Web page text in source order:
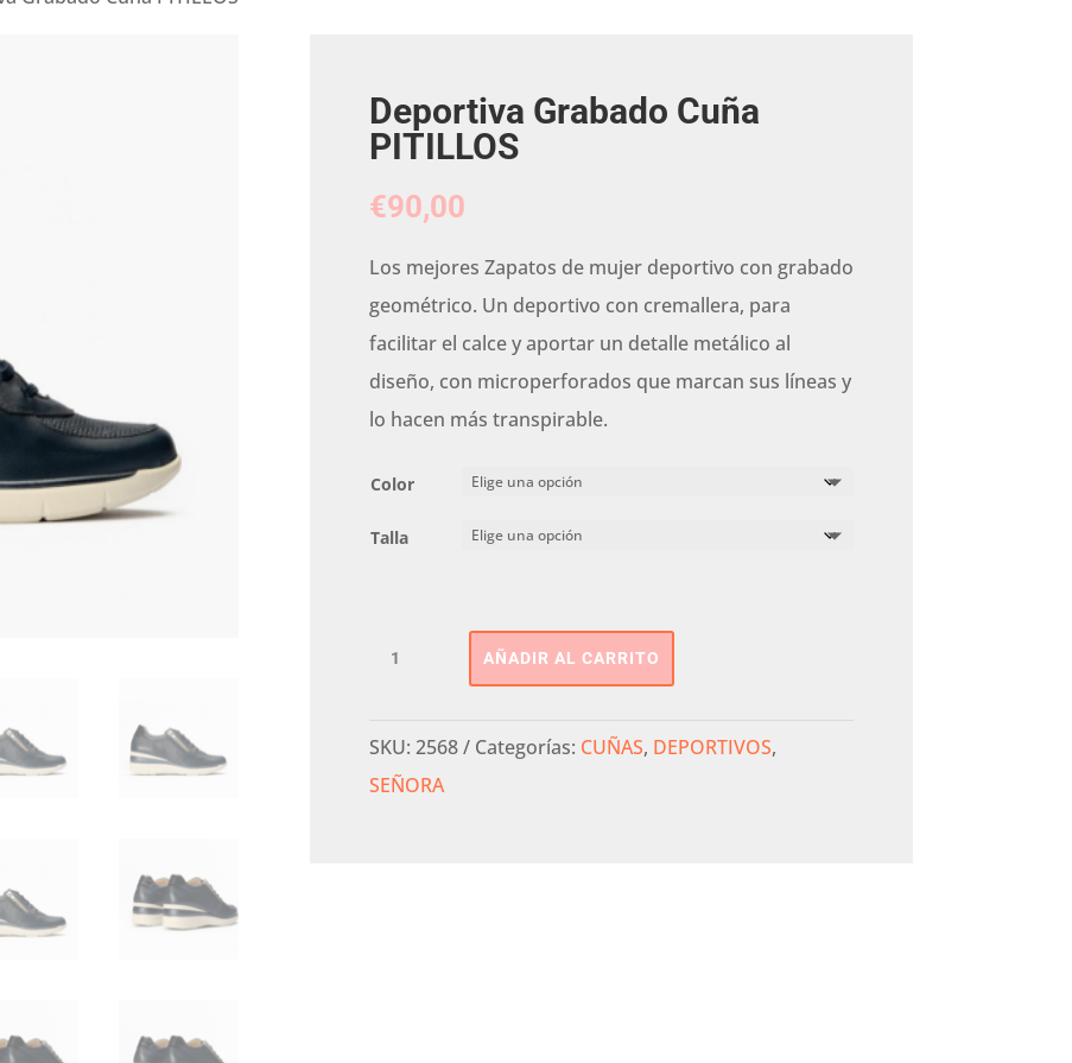
Deportiva Grabado Cuña
PITILLOS
€90,00
Los mejores Zapatos de mujer deportivo con grabado
geométrico. Un deportivo con cremallera, para
facilitar el calce y aportar un detalle metálico al
diseño, con microperforados que marcan sus líneas y
lo hacen más transpirable.
Color
Talla
Grabado
cantidad
AÑADIR AL CARRITO
SKU: 2568 Categorías: CUÑAS, DEPORTIVOS,
SEÑORA